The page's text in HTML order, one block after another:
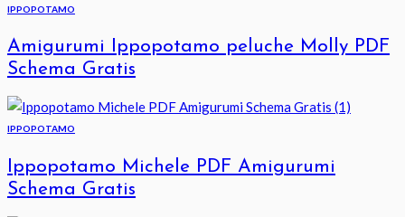
IPPOPOTAMO
Amigurumi Ippopotamo peluche Molly PDF
Schema Gratis
IPPOPOTAMO
Ippopotamo Michele PDF Amigurumi
Schema Gratis